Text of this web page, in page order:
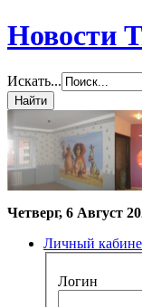
Новости
Искать...
Четверг, 6 Август
Личный
Логин